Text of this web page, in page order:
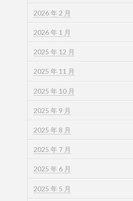
2026 年 2 月
2026 年 1 月
2025 年 12 月
2025 年 11 月
2025 年 10 月
2025 年 9 月
2025 年 8 月
2025 年 7 月
2025 年 6 月
2025 年 5 月